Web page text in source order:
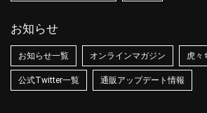
お知らせ
お知らせ一覧 オンラインマガジン 虎々
公式Twitter一覧 通販アップデート情報